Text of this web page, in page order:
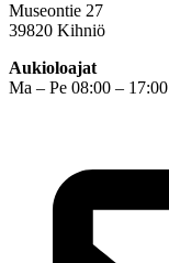
Museontie 27
39820 Kihniö
Aukioloajat
Ma – Pe 08:00 – 17:00